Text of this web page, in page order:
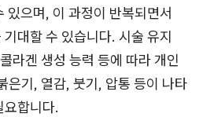
있으며, 이 과정이 반복되면서
대할 수 있습니다. 시술 유지
라겐 생성 능력 등에 따라 개인
은기, 열감, 붓기, 압통 등이 나타
요합니다.